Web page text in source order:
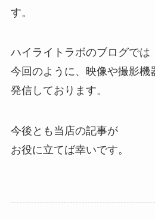
す。
ハイライトラボのブログでは
今回のように、映像や撮影機
発信しております。
今後とも当店の記事が
お役に立てば幸いです。